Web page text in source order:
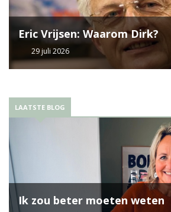
Eric Vrijsen: Waarom Dirk?
29 juli 2026
LAATSTE BLOG
Ik zou beter moeten weten